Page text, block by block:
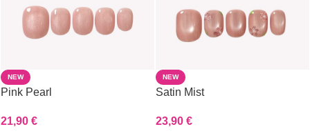
NEW
Pink Pearl
21,90 €
NEW
Satin Mist
23,90 €